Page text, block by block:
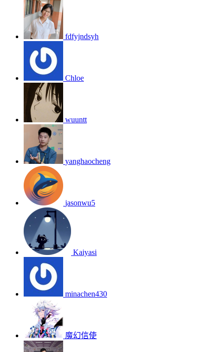
fdfyjndsyh
Chloe
wuuntt
yanghaocheng
jasonwu5
Kaiyasi
minachen430
魔幻信使